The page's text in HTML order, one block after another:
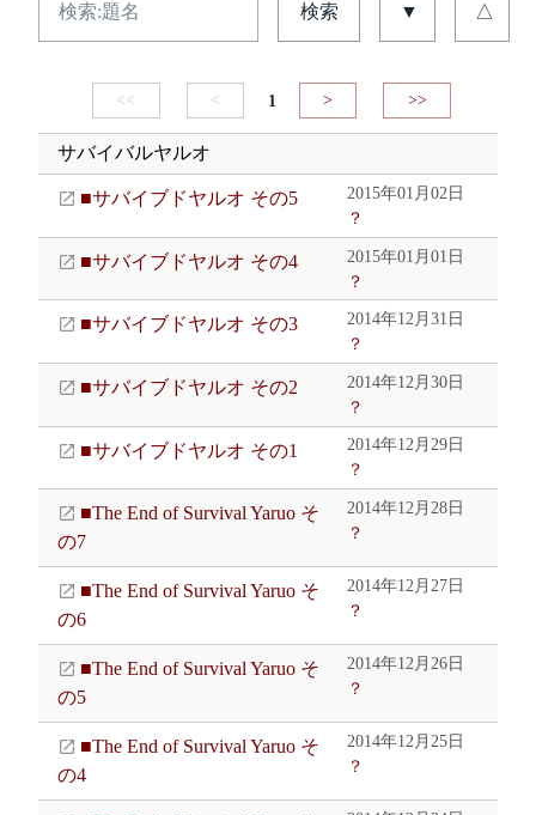
検索 ▼ △
<< < 1 > >>
サバイバルヤルオ
■サバイブドヤルオ その5
2015年01月02日
？
■サバイブドヤルオ その4
2015年01月01日
？
■サバイブドヤルオ その3
2014年12月31日
？
■サバイブドヤルオ その2
2014年12月30日
？
■サバイブドヤルオ その1
2014年12月29日
？
■The End of Survival Yaruo そ
の7
2014年12月28日
？
■The End of Survival Yaruo そ
の6
2014年12月27日
？
■The End of Survival Yaruo そ
の5
2014年12月26日
？
■The End of Survival Yaruo そ
の4
2014年12月25日
？